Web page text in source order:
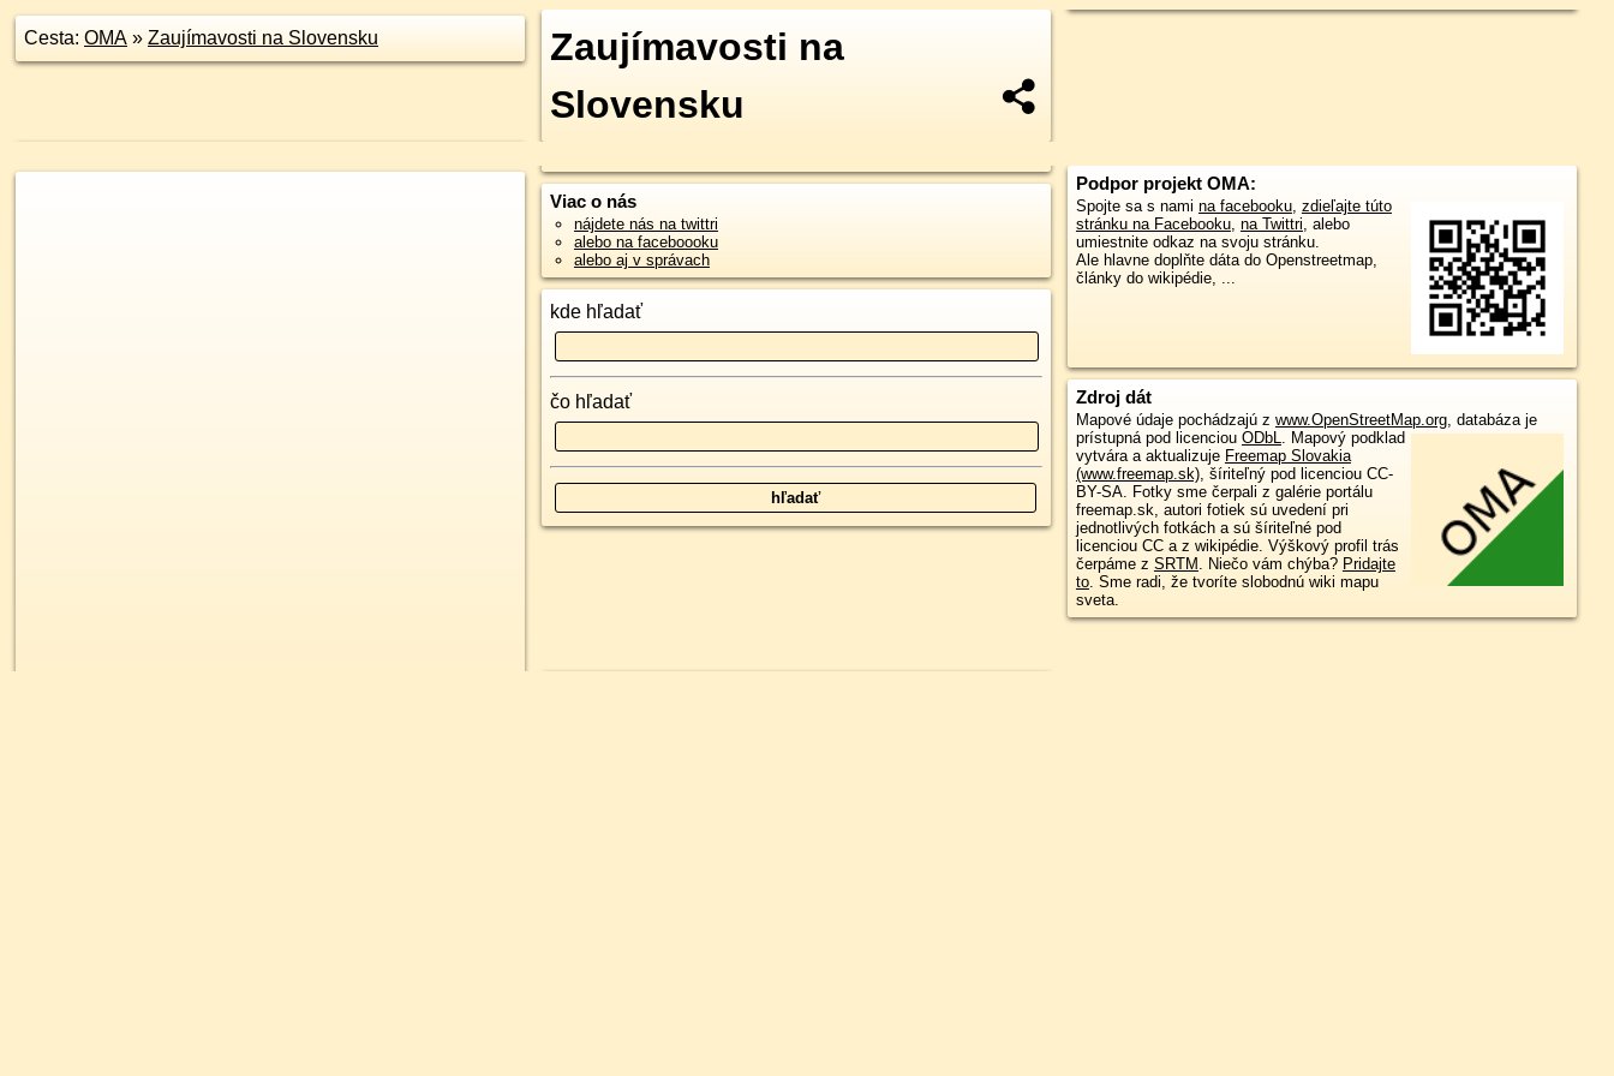
Cesta: OMA » Zaujímavosti na Slovensku
Zaujímavosti na
Slovensku
Viac o nás
nájdete nás na twittri
alebo na faceboooku
alebo aj v správach
kde hľadať
čo hľadať
Podpor projekt OMA:
Spojte sa s nami na facebooku, zdieľajte túto
stránku na Facebooku, na Twittri, alebo
umiestnite odkaz na svoju stránku.
Ale hlavne doplňte dáta do Openstreetmap,
články do wikipédie, ...
Zdroj dát
Mapové údaje pochádzajú z www.OpenStreetMap.org, databáza je
prístupná pod licenciou ODbL. Mapový podklad
vytvára a aktualizuje Freemap Slovakia
(www.freemap.sk), šíriteľný pod licenciou CC-
BY-SA. Fotky sme čerpali z galérie portálu
freemap.sk, autori fotiek sú uvedení pri
jednotlivých fotkách a sú šíriteľné pod
licenciou CC a z wikipédie. Výškový profil trás
čerpáme z SRTM . Niečo vám chýba? Pridajte
to. Sme radi, že tvoríte slobodnú wiki mapu
sveta.